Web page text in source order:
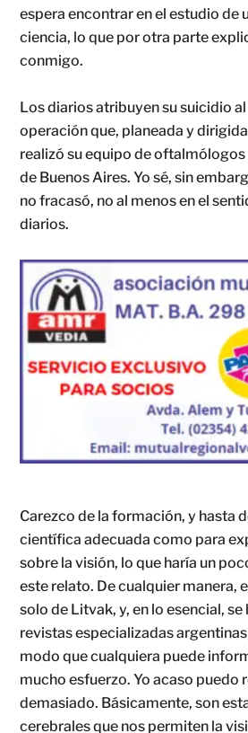
espera encontrar en el estudio de
ciencia, lo que por otra parte
conmigo.
Los diarios atribuyen su suicidio
operación que, planeada y
realizó su equipo de
de Buenos Aires. Yo sé, sin
no fracasó, no al menos en el
diarios.
Carezco de la formación, y hasta
científica adecuada como para
sobre la visión, lo que haría un
este relato. De cualquier manera,
solo de Litvak, y, en lo esencial,
revistas especializadas
modo que cualquiera puede
mucho esfuerzo. Yo acaso puedo
demasiado. Básicamente, son
cerebrales que nos permiten la